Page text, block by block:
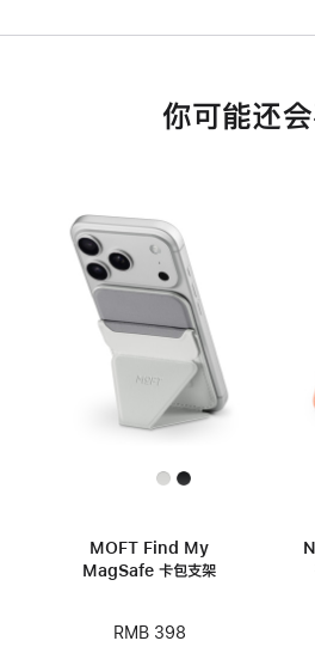
你可能还
MOFT Find My
MagSafe 卡包支架
RMB 398